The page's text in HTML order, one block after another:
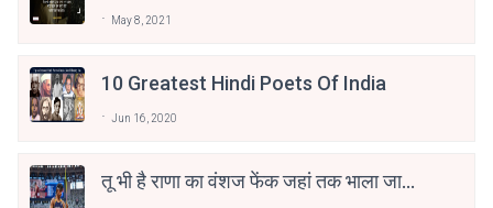
May 8, 2021
10 Greatest Hindi Poets Of India
Jun 16, 2020
तू भी है राणा का वंशज फेंक जहां तक भाला जाए: